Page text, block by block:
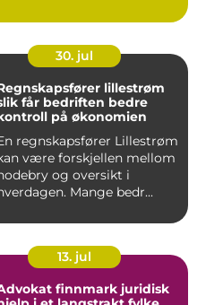
30. jul
lillestrøm
får bedriften bedre
på økonomien
regnskapsfører Lillestrøm
være forskjellen mellom
og oversikt i
Mange bedr...
13. jul
finnmark juridisk